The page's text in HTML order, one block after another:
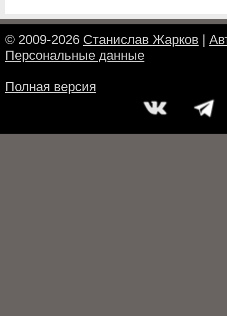
© 2009-2026 Станислав Жарков |
Персональные данные
Полная версия